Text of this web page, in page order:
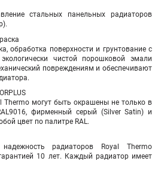
стальных панельных радиаторов
обработка поверхности и грунтование с
чистой порошковой эмали
повреждениям и обеспечивают
Thermo могут быть окрашены не только в
фирменный серый (Silver Satin) и
цвет по палитре RAL.
радиаторов Royal Thermo
10 лет. Каждый радиатор имеет